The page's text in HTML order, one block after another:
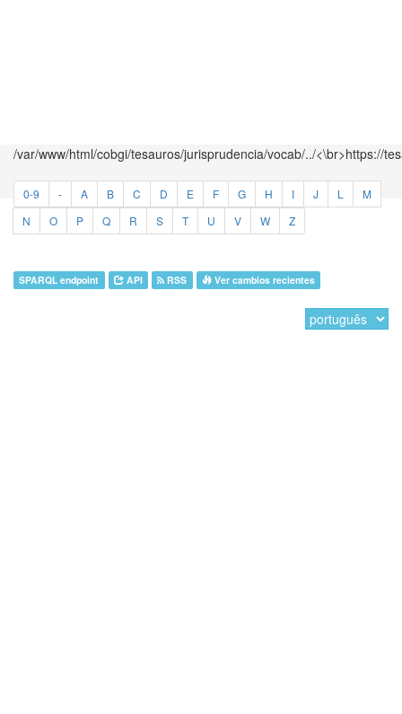
/var/www/html/cobgi/tesauros/jurisprudencia/vocab/../<\br>https://
0-9 - A B C D E F G H I J L
M
N
O P Q R S T U V W Z
SPARQL endpoint API RSS Ver cambios recientes